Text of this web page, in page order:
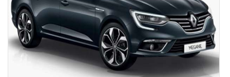
KIRALAMA KOŞULLARI
FILO KIRALAMA
S.S.S.